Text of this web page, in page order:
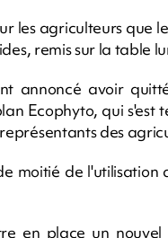
les agriculteurs que
remis sur la table
annoncé avoir
Ecophyto, qui s'est
des
moitié de
en place un